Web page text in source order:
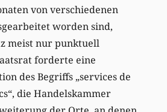
von verschiedenen
worden sind,
meist nur punktuell
forderte eine
des Begriffs „services de
die Handelskammer